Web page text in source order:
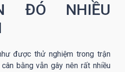
ĐÓ NHIỀU
được thử nghiệm trong trận
bằng vẫn gây nên rất nhiều